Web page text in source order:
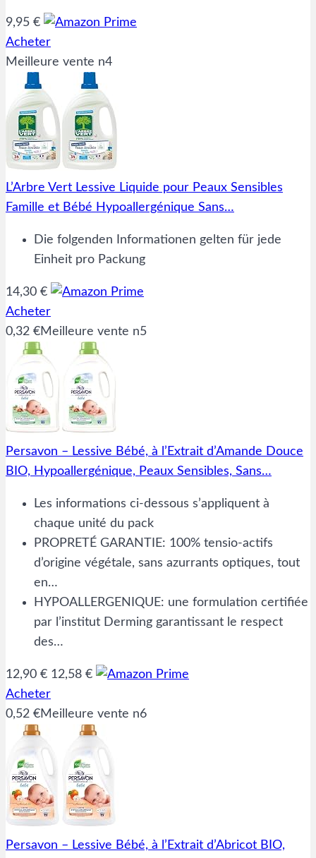
9,95 €
Acheter
Meilleure vente n4
L’Arbre Vert Lessive Liquide pour Peaux Sensibles
Famille et Bébé Hypoallergénique Sans…
Die folgenden Informationen gelten für jede
Einheit pro Packung
14,30 €
Acheter
0,32 €Meilleure vente n5
Persavon – Lessive Bébé, à l’Extrait d’Amande Douce
BIO, Hypoallergénique, Peaux Sensibles, Sans…
Les informations ci-dessous s’appliquent à
chaque unité du pack
PROPRETÉ GARANTIE: 100% tensio-actifs
d’origine végétale, sans azurrants optiques, tout
en…
HYPOALLERGENIQUE: une formulation certifiée
par l’institut Derming garantissant le respect
des…
12,90 € 12,58 €
Acheter
0,52 €Meilleure vente n6
Persavon – Lessive Bébé, à l’Extrait d’Abricot BIO,